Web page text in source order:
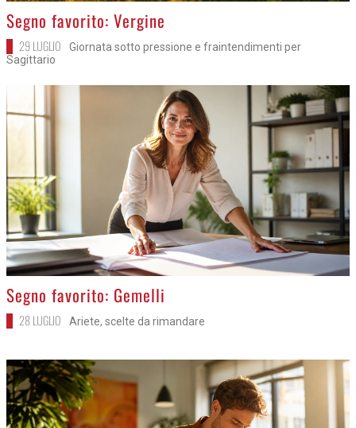
>
Segno favorito: Vergine
29 LUGLIO
Giornata sotto pressione e fraintendimenti per
Sagittario
>
Segno favorito: Gemelli
28 LUGLIO Ariete, scelte da rimandare